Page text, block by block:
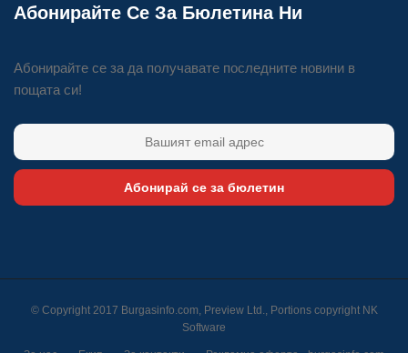
Абонирайте Се За Бюлетина Ни
Абонирайте се за да получавате последните новини в
пощата си!
Абонирай се за бюлетин
© Copyright 2017 Burgasinfo.com, Preview Ltd., Portions copyright NK
Software